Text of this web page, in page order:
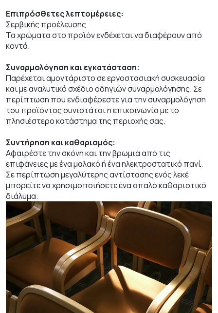
Επιπρόσθετες λεπτομέρειες:
Σερβικής προέλευσης
Τα χρώματα στο προϊόν ενδέχεται να διαφέρουν από
κοντά.
Συναρμολόγηση και εγκατάσταση:
Παρέχεται αμοντάριστο σε εργοστασιακή συσκευασία
και με αναλυτικό σχέδιο οδηγιών συναρμολόγησης. Σε
περίπτωση που ενδιαφέρεστε για την συναρμολόγηση
του προϊόντος συνιστάται η επικοινωνία με το
πλησιέστερο κατάστημα της περιοχής σας.
Συντήρηση και καθαρισμός:
Αφαιρέστε την σκόνη και την βρωμιά από τις
επιφάνειες με ένα μαλακό ή ένα ηλεκτροστατικό πανί.
Σε περίπτωση μεγαλύτερης αντίστασης ενός λεκέ
μπορείτε να χρησιμοποιήσετε ένα απαλό καθαριστικό
διάλυμα.